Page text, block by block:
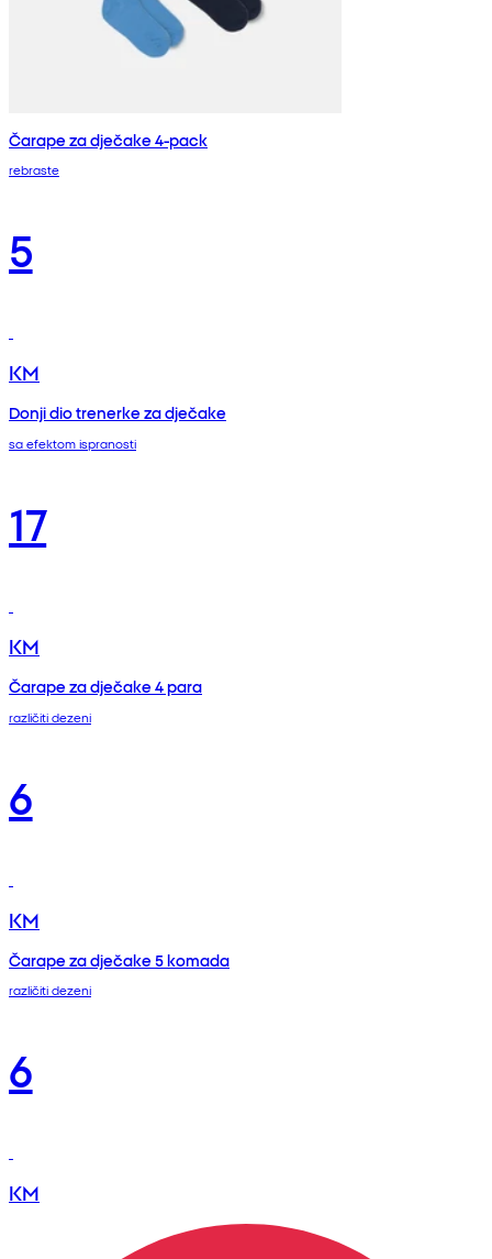
Čarape za dječake 4-pack
rebraste
5
KM
Donji dio trenerke za dječake
sa efektom ispranosti
17
KM
Čarape za dječake 4 para
različiti dezeni
6
KM
Čarape za dječake 5 komada
različiti dezeni
6
KM